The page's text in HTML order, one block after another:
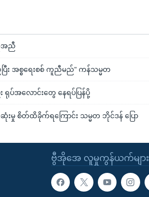
အညီ
း အစ္စရေးစစ် ကူညီမည်" ကန်သမ္မတ
ရုပ်အလောင်းတွေ နေရပ်ပြန်ပို့
ဆုံးမှု စိတ်ထိခိုက်ရကြောင်း သမ္မတ ဘိုင်ဒန် ပြော
ဗွီအိုအေ လူမှုကွန်ယက်များ